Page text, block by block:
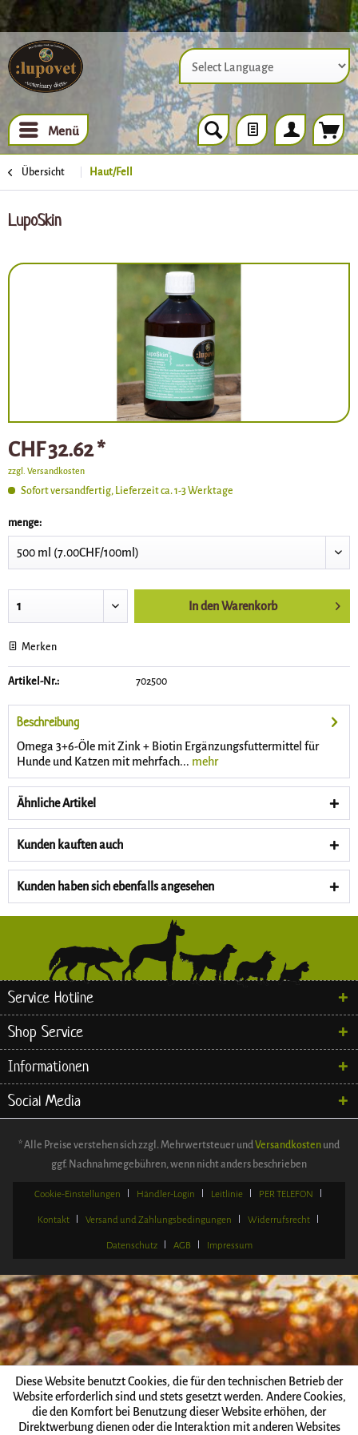
Powered by
Menü
Übersicht Haut/Fell
LupoSkin
CHF 32.62 *
zzgl. Versandkosten
Sofort versandfertig, Lieferzeit ca. 1-3 Werktage
menge:
In den Warenkorb
Merken
Artikel-Nr.: 702500
Beschreibung
Omega 3+6-Öle mit Zink + Biotin Ergänzungsfuttermittel für
Hunde und Katzen mit mehrfach... mehr
Ähnliche Artikel
Kunden kauften auch
Kunden haben sich ebenfalls angesehen
Service Hotline
Shop Service
Informationen
Social Media
* Alle Preise verstehen sich zzgl. Mehrwertsteuer undVersandkosten und
ggf. Nachnahmegebühren, wenn nicht anders beschrieben
Cookie-Einstellungen Händler-Login Leitlinie PER TELEFON
Kontakt Versand und Zahlungsbedingungen Widerrufsrecht
Datenschutz AGB Impressum
Diese Website benutzt Cookies, die für den technischen Betrieb der
Website erforderlich sind und stets gesetzt werden. Andere Cookies,
die den Komfort bei Benutzung dieser Website erhöhen, der
Direktwerbung dienen oder die Interaktion mit anderen Websites